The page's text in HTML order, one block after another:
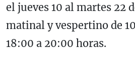
el jueves 10 al martes 22
matinal y vespertino de
18:00 a 20:00 horas.